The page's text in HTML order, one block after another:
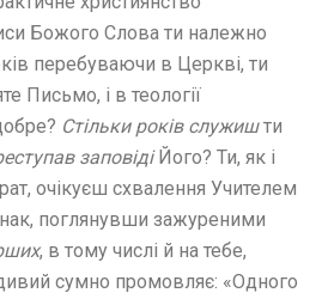
Божого Слова ти належно
перебуваючи в Церкві, ти
Письмо, і в теології
Стільки років служишти
заповідіЙого? Ти, як і
очікуєш схвалення Учителем
поглянувши зажуреними
, в тому числі й на тебе,
сумно промовляє: «Одного